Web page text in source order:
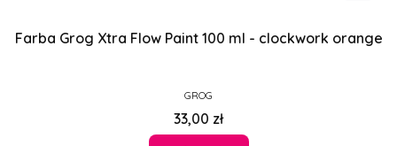
Farba Grog Xtra Flow Paint 100 ml - clockwork orange
PRODUCENT
GROG
Cena
33,00 zł